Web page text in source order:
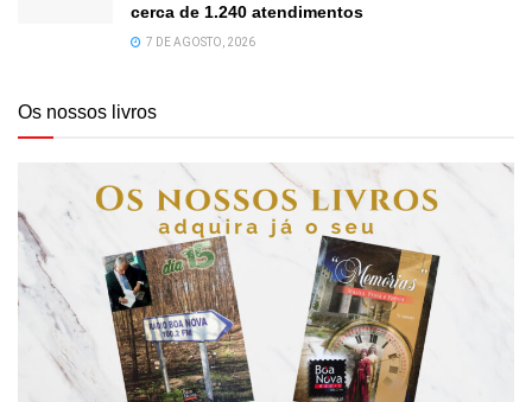
cerca de 1.240 atendimentos
7 DE AGOSTO, 2026
Os nossos livros